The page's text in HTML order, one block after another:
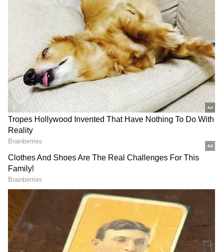
Image Credit :
పిటిషన్ దాఖలు
లాయర్ షీలా ఈ పిటిషన్ దాఖలు చేశారు. ఎన్నికల టైంలో
ఈ సినిమా రిలీజ్ అయితే ఓటర్ల మైండ్‌సెట్‌ను ప్రభావితం
చేస్తుందని, ఒక వర్గానికి మేలు చేసేలా కంటెంట్ ఉండొచ్చని
ఆమె తన పిటిషన్‌లో పేర్కొన్నారు. ఈ అత్యవసర
పిటిషన్‌ను పరిశీలించిన చీఫ్ జస్టిస్ బెంచ్, దీన్ని రెగ్యులర్
పిటిషన్‌గా దాఖలు చేయాలని సూచించింది. ఆ తర్వాతే
విచారణకు వచ్చే అవకాశం ఉందని కోర్టు తెలిపింది.